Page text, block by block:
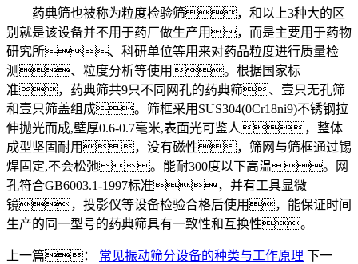
药典筛也被称为粒度检验筛，和以上3种大的区
别就是该设备并不用于药厂做生产用，而是主要用于药物
研究所、科研单位等用来对药品粒度进行质量检
测、粒度分析等使用。根据国家标
准，药典筛共9只不同网孔的药典筛、壹只无孔筛
和壹只筛盖组成。筛框采用SUS304(0Cr18ni9)不锈钢拉
伸抛光而成,壁厚0.6-0.7毫米,表面光可鉴人，整体
成型坚固耐用，没有磁性，筛网与筛框通过锡
焊固定,不会松弛。能耐300度以下高温。网
孔符合GB6003.1-1997标准，并有工具显微
镜，投影仪等设备检验合格后使用，能保证时间
生产的同一型号的药典筛具有一致性和互换性。
上一篇： 常见振动筛分设备的种类与工作原理 下一